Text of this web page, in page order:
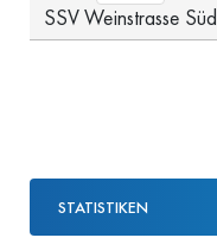
SSV Weinstrasse Süd
STATISTIKEN